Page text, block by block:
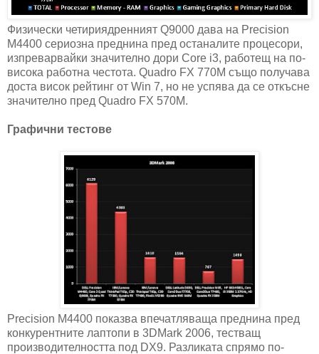
Физически четириядренният Q9000 дава на Precision
M4400 сериозна преднина пред останалите процесори,
изпреварвайки значително дори Core i3, работещ на по-
висока работна честота. Quadro FX 770M също получава
доста висок рейтинг от Win 7, но не успява да се откъсне
значително пред Quadro FX 570M.
Графични тестове
Precision M4400 показва впечатляваща преднина пред
конкурентните лаптопи в 3DMark 2006, тестващ
производителността под DX9. Разликата спрямо по-